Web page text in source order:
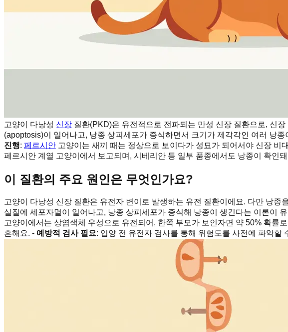
고양이 다낭성 신장 질환(PKD)은 유전적으로 전파되는 만성 신장 질환으로, 신장
(apoptosis)이 일어나고, 낭종 상피세포가 증식하면서 크기가 제각각인 여러 낭종
진행: 페르시안 고양이는 새끼 때는 정상으로 보이다가 성묘가 되어서야 신장 비
페르시안 계열 고양이에서 보고되며, 시베리안 등 일부 품종에서도 낭종이 확인
이 질환의 주요 원인은 무엇인가요?
고양이 다낭성 신장 질환은 유전자 변이로 발생하는 유전 질환이에요. 다만 낭
실질에 세포자멸이 일어나고, 낭종 상피세포가 증식해 낭종이 생긴다는 이론이
고양이에서는 상염색체 우성으로 유전되어, 한쪽 부모가 보인자면 약 50% 확률
흔해요. - 예방적 검사 필요: 입양 전 유전자 검사를 통해 위험도를 사전에 파악할